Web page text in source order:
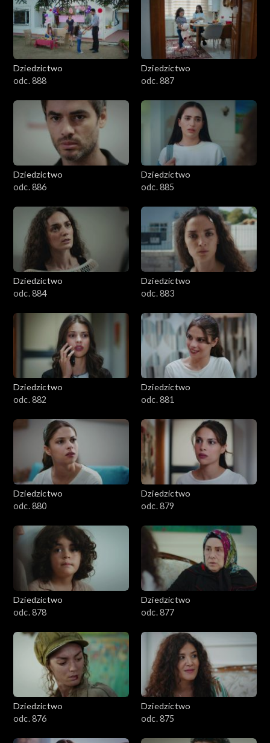
Dziedzictwo
odc. 888
Dziedzictwo
odc. 887
Dziedzictwo
odc. 886
Dziedzictwo
odc. 885
Dziedzictwo
odc. 884
Dziedzictwo
odc. 883
Dziedzictwo
odc. 882
Dziedzictwo
odc. 881
Dziedzictwo
odc. 880
Dziedzictwo
odc. 879
Dziedzictwo
odc. 878
Dziedzictwo
odc. 877
Dziedzictwo
odc. 876
Dziedzictwo
odc. 875